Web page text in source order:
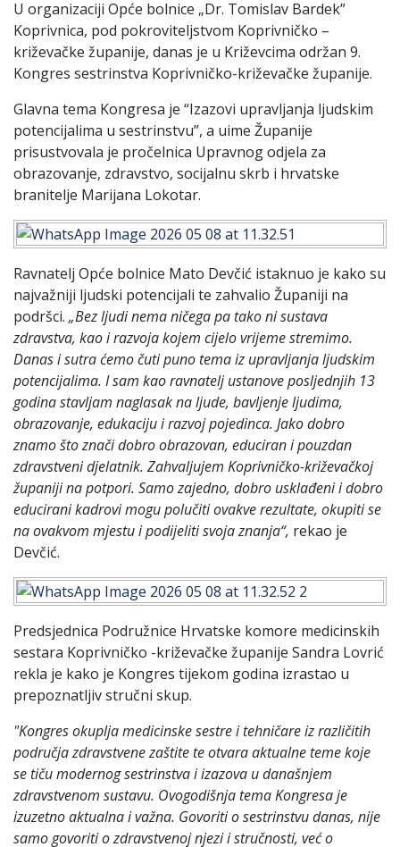
U organizaciji Opće bolnice „Dr. Tomislav Bardek”
Koprivnica, pod pokroviteljstvom Koprivničko –
križevačke županije, danas je u Križevcima održan 9.
Kongres sestrinstva Koprivničko-križevačke županije.
Glavna tema Kongresa je “Izazovi upravljanja ljudskim
potencijalima u sestrinstvu”, a uime Županije
prisustvovala je pročelnica Upravnog odjela za
obrazovanje, zdravstvo, socijalnu skrb i hrvatske
branitelje Marijana Lokotar.
Ravnatelj Opće bolnice Mato Devčić istaknuo je kako su
najvažniji ljudski potencijali te zahvalio Županiji na
podršci. „Bez ljudi nema ničega pa tako ni sustava
zdravstva, kao i razvoja kojem cijelo vrijeme stremimo.
Danas i sutra ćemo čuti puno tema iz upravljanja ljudskim
potencijalima. I sam kao ravnatelj ustanove posljednjih 13
godina stavljam naglasak na ljude, bavljenje ljudima,
obrazovanje, edukaciju i razvoj pojedinca. Jako dobro
znamo što znači dobro obrazovan, educiran i pouzdan
zdravstveni djelatnik. Zahvaljujem Koprivničko-križevačkoj
županiji na potpori. Samo zajedno, dobro usklađeni i dobro
educirani kadrovi mogu polučiti ovakve rezultate, okupiti se
na ovakvom mjestu i podijeliti svoja znanja“, rekao je
Devčić.
Predsjednica Podružnice Hrvatske komore medicinskih
sestara Koprivničko -križevačke županije Sandra Lovrić
rekla je kako je Kongres tijekom godina izrastao u
prepoznatljiv stručni skup.
"Kongres okuplja medicinske sestre i tehničare iz različitih
područja zdravstvene zaštite te otvara aktualne teme koje
se tiču modernog sestrinstva i izazova u današnjem
zdravstvenom sustavu. Ovogodišnja tema Kongresa je
izuzetno aktualna i važna. Govoriti o sestrinstvu danas, nije
samo govoriti o zdravstvenoj njezi i stručnosti, već o